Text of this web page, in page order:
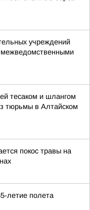
учреждений
тесаком и шлангом
тюрьмы в Алтайском
покос травы на
летие полета